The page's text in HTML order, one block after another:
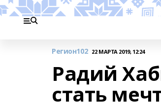
Регион102 22 МАРТА 2019, 12:24
Радий
стать